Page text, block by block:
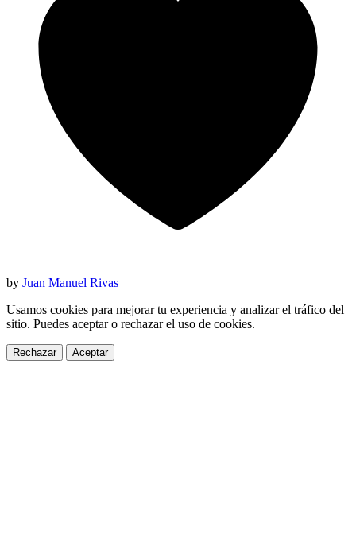
by Juan Manuel Rivas
Usamos cookies para mejorar tu experiencia y analizar el tráfico del
sitio. Puedes aceptar o rechazar el uso de cookies.
Rechazar Aceptar